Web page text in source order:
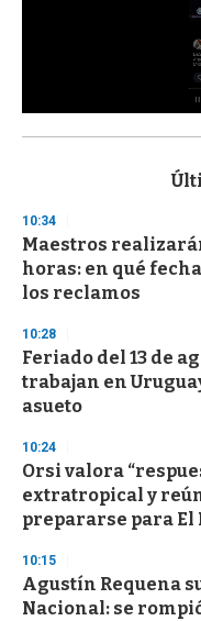
s
d
s
o
f
3
s
e
c
o
n
s
10:34
Maestros
horas: en qué
los reclamos
10:28
Feriado del 13 de
trabajan en
asueto
10:24
Orsi valora
extratropical y
prepararse para El
10:15
Agustín Requena
Nacional: se